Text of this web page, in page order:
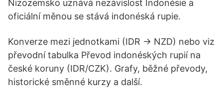
Nizozemsko uznává nezávislost Indonésie a
oficiální měnou se stává indonéská rupie.
Konverze mezi jednotkami (IDR → NZD) nebo viz
převodní tabulka Převod indonéských rupií na
české koruny (IDR/CZK). Grafy, běžné převody,
historické směnné kurzy a další.